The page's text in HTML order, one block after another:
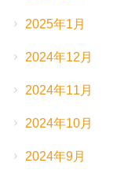
2025年1月
2024年12月
2024年11月
2024年10月
2024年9月